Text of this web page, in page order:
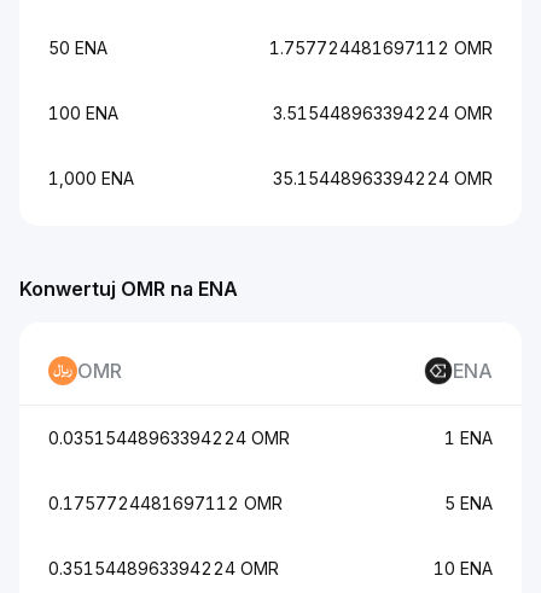
50 ENA 1.757724481697112 OMR
100 ENA 3.515448963394224 OMR
1,000 ENA 35.15448963394224 OMR
Konwertuj OMR na ENA
OMR ENA
0.03515448963394224 OMR 1 ENA
0.1757724481697112 OMR 5 ENA
0.3515448963394224 OMR 10 ENA